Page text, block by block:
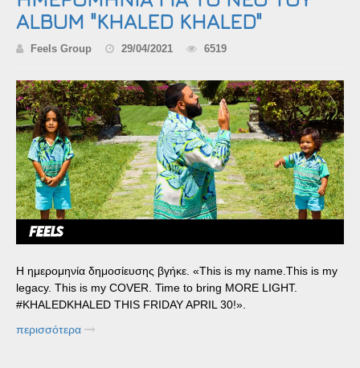
ALBUM "KHALED KHALED"
Feels Group 29/04/2021 6519
Η ημερομηνία δημοσίευσης βγήκε. «This is my name.This is my
legacy. This is my COVER. Time to bring MORE LIGHT.
#KHALEDKHALED THIS FRIDAY APRIL 30!».
περισσότερα